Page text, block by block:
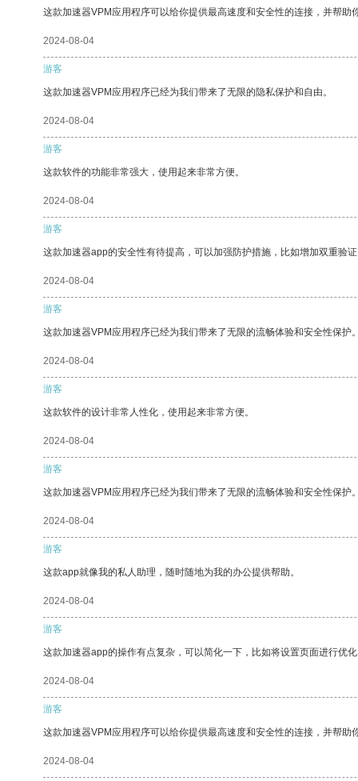
这款加速器VPM应用程序可以给你提供最高速度和安全性的连接，并帮助
2024-08-04
游客
这款加速器VPM应用程序已经为我们带来了无限的隐私保护和自由。
2024-08-04
游客
这款软件的功能非常强大，使用起来非常方便。
2024-08-04
游客
这款加速器app的安全性有待提高，可以加强防护措施，比如增加双重验
2024-08-04
游客
这款加速器VPM应用程序已经为我们带来了无限的流畅体验和安全性保护
2024-08-04
游客
这款软件的设计非常人性化，使用起来非常方便。
2024-08-04
游客
这款加速器VPM应用程序已经为我们带来了无限的流畅体验和安全性保护
2024-08-04
游客
这款app就像我的私人助理，随时随地为我的办公提供帮助。
2024-08-04
游客
这款加速器app的操作有点复杂，可以简化一下，比如将设置页面进行优
2024-08-04
游客
这款加速器VPM应用程序可以给你提供最高速度和安全性的连接，并帮助
2024-08-04